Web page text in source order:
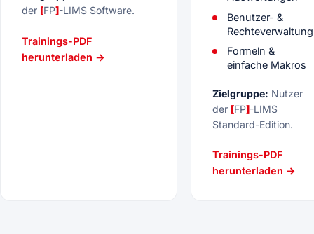
der [FP]-LIMS Software.
Trainings-PDF
herunterladen →
Benutzer- &
Rechteverwaltung
Formeln &
einfache Makros
Zielgruppe: Nutzer
der [FP]-LIMS
Standard-Edition.
Trainings-PDF
herunterladen →